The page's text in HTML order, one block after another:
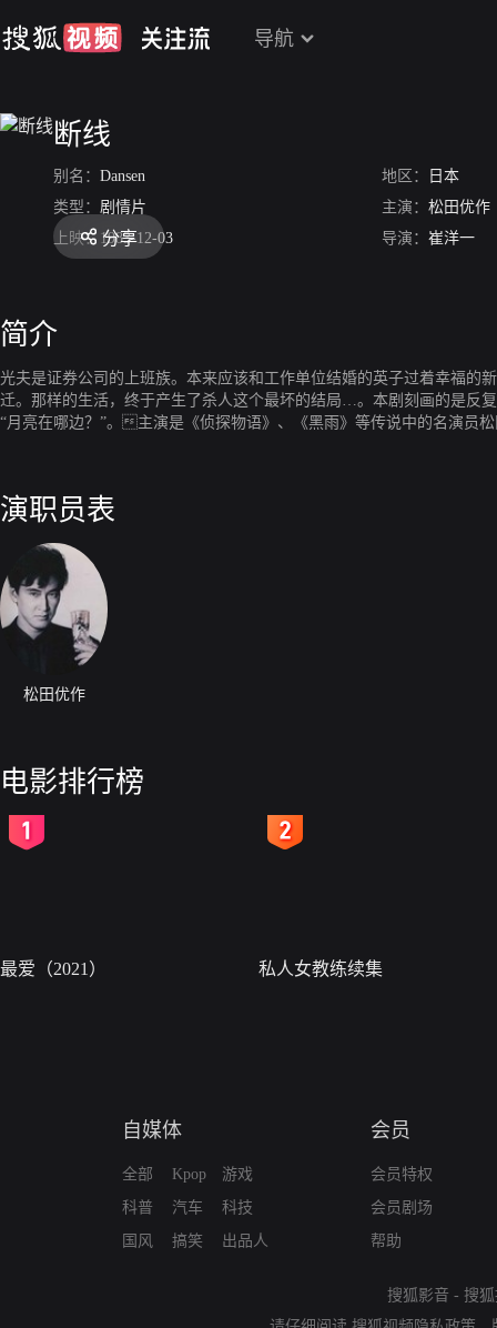
导航
断线
别名： Dansen 地区：
日本
类型： 剧情片 主演： 松田优作
上映： 1983-12-03 导演： 崔洋一
分享
简介
光夫是证券公司的上班族。本来应该和工作单位结婚的英子过着幸福的
迁。那样的生活，终于产生了杀人这个最坏的结局…。本剧刻画的是反
“月亮在哪边？”。主演是《侦探物语》、《黑雨》等传说中的名演员
演职员表
松田优作
电影排行榜
最爱（2021） 私人女教练续集
自媒体
全部
科普
国风
Kpop
汽车
搞笑
游戏
科技
出品人
会员
会员特权
会员剧场
帮助
搜狐影音 - 搜